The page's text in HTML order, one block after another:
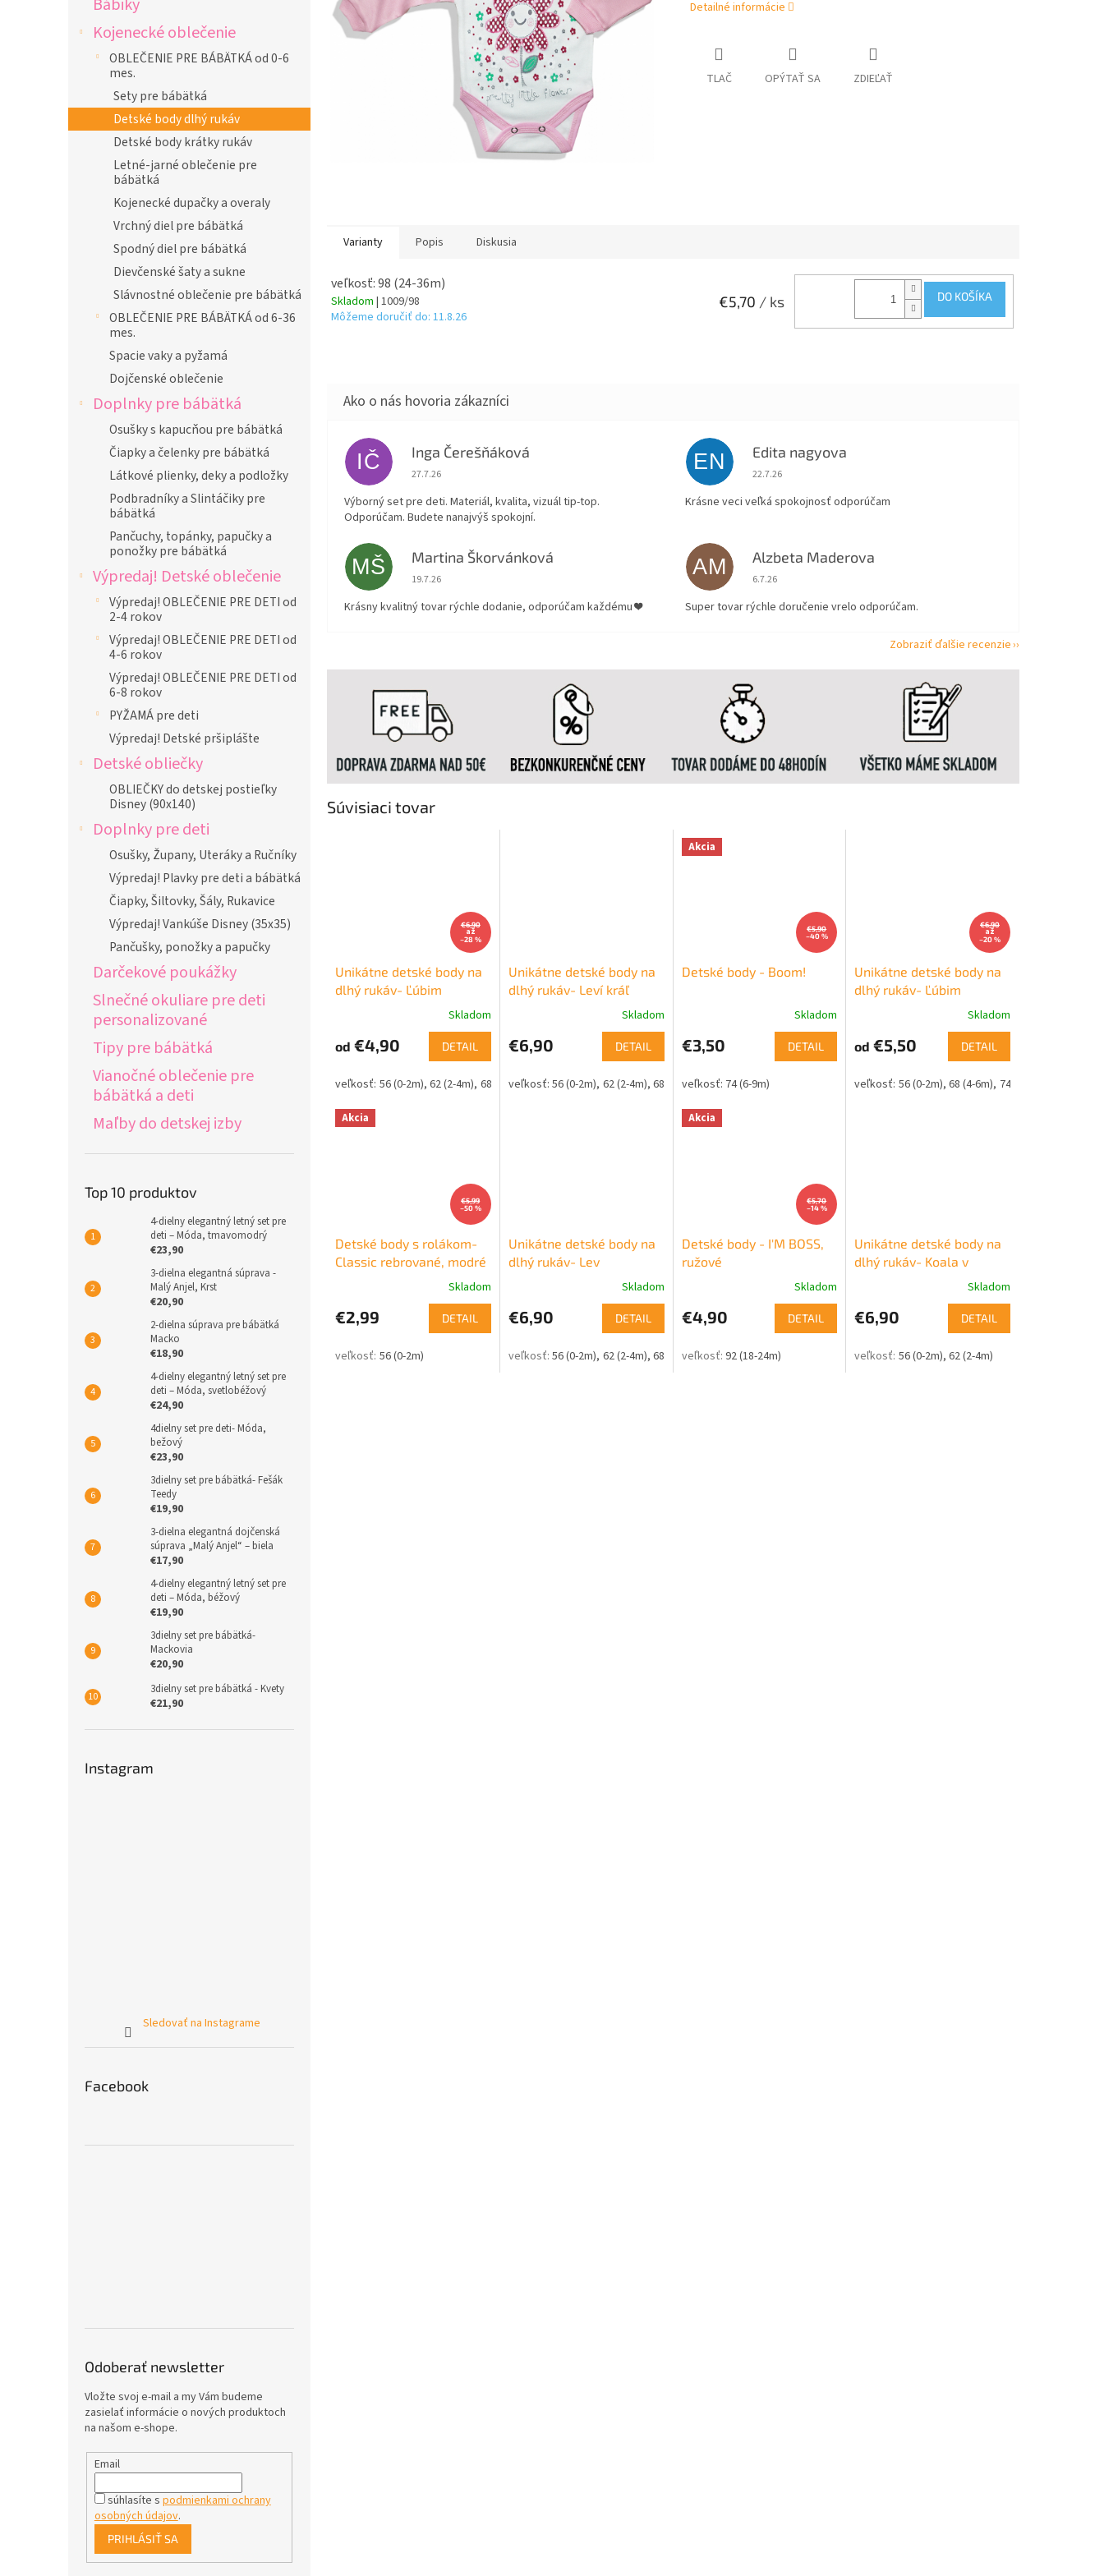
Kojenecké oblečenie
OBLEČENIE PRE BÁBÄTKÁ od 0-6
mes.
Sety pre bábätká
Detské body dlhý rukáv
Detské body krátky rukáv
Letné-jarné oblečenie pre
bábätká
Kojenecké dupačky a overaly
Vrchný diel pre bábätká
Spodný diel pre bábätká
Dievčenské šaty a sukne
Slávnostné oblečenie pre bábätká
OBLEČENIE PRE BÁBÄTKÁ od 6-36
mes.
Spacie vaky a pyžamá
Dojčenské oblečenie
Doplnky pre bábätká
Osušky s kapucňou pre bábätká
Čiapky a čelenky pre bábätká
Látkové plienky, deky a podložky
Podbradníky a Slintáčiky pre
bábätká
Pančuchy, topánky, papučky a
ponožky pre bábätká
Výpredaj! Detské oblečenie
Výpredaj! OBLEČENIE PRE DETI od
2-4 rokov
Výpredaj! OBLEČENIE PRE DETI od
4-6 rokov
Výpredaj! OBLEČENIE PRE DETI od
6-8 rokov
PYŽAMÁ pre deti
Výpredaj! Detské pršiplášte
Detské obliečky
OBLIEČKY do detskej postieľky
Disney (90x140)
Doplnky pre deti
Osušky, Župany, Uteráky a Ručníky
Výpredaj! Plavky pre deti a bábätká
Čiapky, Šiltovky, Šály, Rukavice
Výpredaj! Vankúše Disney (35x35)
Pančušky, ponožky a papučky
Darčekové poukážky
Slnečné okuliare pre deti
personalizované
Tipy pre bábätká
Vianočné oblečenie pre
bábätká a deti
Maľby do detskej izby
Top 10 produktov
4-dielny elegantný letný set pre
deti – Móda, tmavomodrý
€23,90
3-dielna elegantná súprava -
Malý Anjel, Krst
€20,90
2-dielna súprava pre bábätká
Macko
€18,90
4-dielny elegantný letný set pre
deti – Móda, svetlobéžový
€24,90
4dielny set pre deti- Móda,
bežový
€23,90
3dielny set pre bábätká- Fešák
Teedy
€19,90
3-dielna elegantná dojčenská
súprava „Malý Anjel“ – biela
€17,90
4-dielny elegantný letný set pre
deti – Móda, béžový
€19,90
3dielny set pre bábätká-
Mackovia
€20,90
3dielny set pre bábätká - Kvety
€21,90
Instagram
Sledovať na Instagrame
Facebook
Odoberať newsletter
Vložte svoj e-mail a my Vám budeme
zasielať informácie o nových produktoch
na našom e-shope.
Email
súhlasíte s podmienkami ochrany
osobných údajov.
PRIHLÁSIŤ SA
Detailné informácie
TLAČ OPÝTAŤ SA ZDIEĽAŤ
Súvisiaci tovar
€6,90
až
–28 %
Unikátne detské body na
dlhý rukáv- Ľúbim
Skladom
od €4,90 DETAIL
56 (0-2m) 62 (2-4m) 68 (4-6m) 74 (6-9m) 80 (9-12m) 86 (12-18m) 92 (18-24m) 98 (24-36m)
Unikátne detské body na
dlhý rukáv- Leví kráľ
Skladom
€6,90 DETAIL
56 (0-2m) 62 (2-4m) 68 (4-6m) 74 (6-9m) 80 (9-12m) 86 (12-18m) 98 (24-36m)
Akcia
€5,90
–40 %
Detské body - Boom!
Skladom
€3,50 DETAIL
74 (6-9m)
€6,90
až
–20 %
Unikátne detské body na
dlhý rukáv- Ľúbim
Skladom
od €5,50 DETAIL
56 (0-2m) 68 (4-6m) 74 (6-9m)
Akcia
€5,99
–50 %
Detské body s rolákom-
Classic rebrované, modré
Skladom
€2,99 DETAIL
56 (0-2m)
Unikátne detské body na
dlhý rukáv- Lev
Skladom
€6,90 DETAIL
56 (0-2m) 62 (2-4m) 68 (4-6m) 74 (6-9m) 80 (9-12m) 86 (12-18m) 92 (18-24m) 98 (24-36m)
Akcia
€5,70
–14 %
Detské body - I'M BOSS,
ružové
Skladom
€4,90 DETAIL
92 (18-24m)
Unikátne detské body na
dlhý rukáv- Koala v
Skladom
€6,90 DETAIL
56 (0-2m) 62 (2-4m)
Varianty Popis Diskusia
veľkosť: 98 (24-36m)
Skladom | 1009/98
Môžeme doručiť do: 11.8.26
€5,70 / ks DO KOŠÍKA
IČ Inga Čerešňáková
Hodnotenie obchodu je 5 z 5 hviezdičiek.
27.7.26
Výborný set pre deti. Materiál, kvalita, vizuál tip-top.
Odporúčam. Budete nanajvýš spokojní.
EN Edita nagyova
Hodnotenie obchodu je 5 z 5 hviezdičiek.
22.7.26
Krásne veci veľká spokojnosť odporúčam
MŠ Martina Škorvánková
Hodnotenie obchodu je 5 z 5 hviezdičiek.
19.7.26
Krásny kvalitný tovar rýchle dodanie, odporúčam každému ❤️
AM Alzbeta Maderova
Hodnotenie obchodu je 5 z 5 hviezdičiek.
6.7.26
Super tovar rýchle doručenie vrelo odporúčam.
Zobraziť ďalšie recenzie